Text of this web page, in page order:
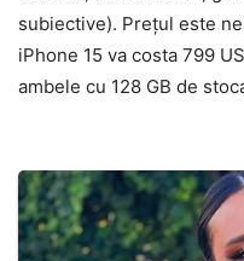
subiective). Prețul este
iPhone 15 va costa 799
ambele cu 128 GB de